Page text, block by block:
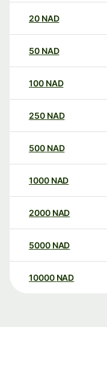
20 NAD
50 NAD
100 NAD
250 NAD
500 NAD
1000 NAD
2000 NAD
5000 NAD
10000 NAD